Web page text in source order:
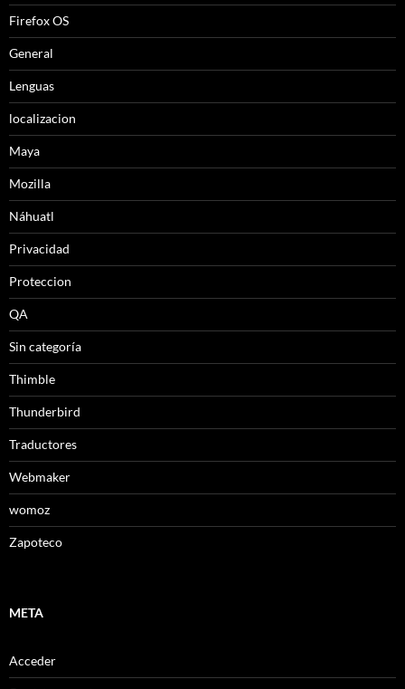
Firefox OS
General
Lenguas
localizacion
Maya
Mozilla
Náhuatl
Privacidad
Proteccion
QA
Sin categoría
Thimble
Thunderbird
Traductores
Webmaker
womoz
Zapoteco
META
Acceder